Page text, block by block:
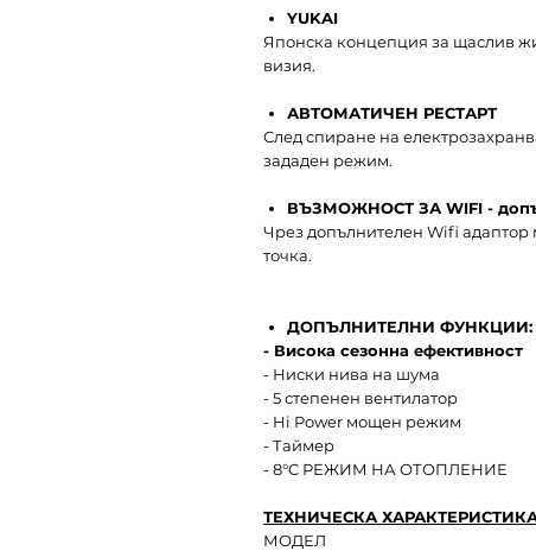
YUKAI
Японска концепция за щаслив
визия.
АВТОМАТИЧЕН РЕСТАРТ
След спиране на
зададен режим.
ВЪЗМОЖНОСТ ЗА WIFI -
Чрез допълнителен Wifi адаптор
точка.
ДОПЪЛНИТЕЛНИ ФУНКЦИИ:
- Висока сезонна ефективност
- Ниски нива на шума
- 5 степенен вентилатор
- Hi Power мощен режим
- Таймер
- 8°C РЕЖИМ НА ОТОПЛЕНИЕ
ТЕХНИЧЕСКА
МОДЕЛ